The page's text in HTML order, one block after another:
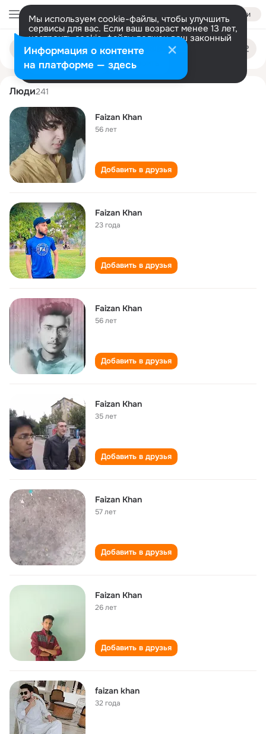
Войти
Мы используем cookie-файлы, чтобы улучшить
сервисы для вас. Если ваш возраст менее 13 лет,
настроить cookie-файлы должен ваш законный
представитель. Больше информации
Разрешить все Настроить
Поиск
людям
faizan khan
Люди241
Faizan Khan
56 лет
Добавить в друзья
Faizan Khan
23 года
Добавить в друзья
Faizan Khan
56 лет
Добавить в друзья
Faizan Khan
35 лет
Добавить в друзья
Faizan Khan
57 лет
Добавить в друзья
Faizan Khan
26 лет
Добавить в друзья
faizan khan
32 года
Информация о контенте
на платформе — здесь